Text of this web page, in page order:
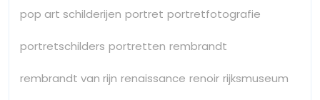
pop art schilderijen portret portretfotografie
portretschilders portretten rembrandt
rembrandt van rijn renaissance renoir rijksmuseum